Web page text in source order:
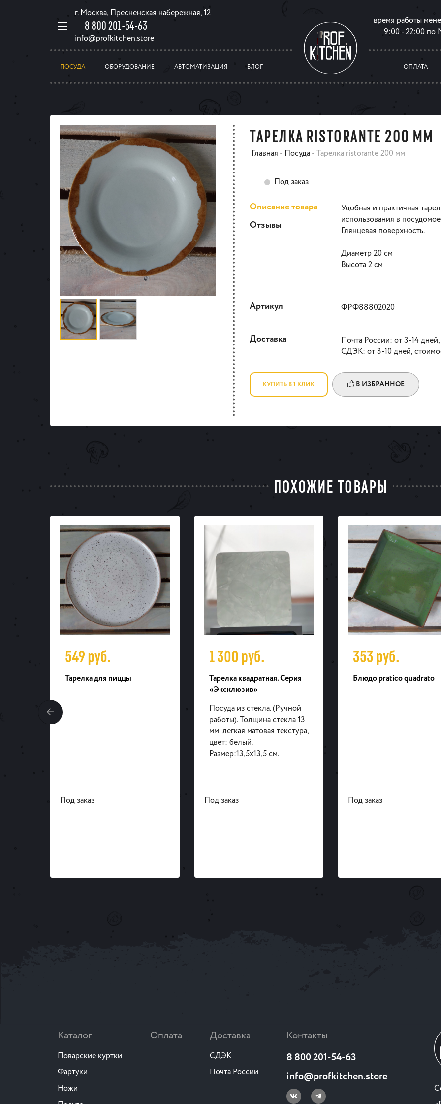
г. Москва, Пресненская набережная, 12
8 800 201-54-63
info@profkitchen.store
время работы
9:00 - 22:00
ПОСУДА ОБОРУДОВАНИЕ АВТОМАТИЗАЦИЯ БЛОГ ОПЛАТА
ТАРЕЛКА RISTORANTE 200 ММ
Главная - Посуда- Тарелка ristorante 200 мм
Под заказ
Описание товара
Отзывы
Удобная и практичная
использования в
Глянцевая поверхность.
Диаметр 20 см
Высота 2 см
Артикул ФРФ88802020
Доставка
Почта России: от 3-14
СДЭК: от 3-10 дней,
КУПИТЬ В 1 КЛИК В ИЗБРАННОЕ
ПОХОЖИЕ ТОВАРЫ
549руб.
Тарелка для пиццы
Под заказ
1 300руб.
Тарелка квадратная. Серия
«Эксклюзив»
Посуда из стекла. (Ручной
работы). Толщина стекла 13
мм, легкая матовая текстура,
цвет: белый.
Размер:13,5х13,5 см.
Под заказ
353руб.
Блюдо pratico quadrato
Под заказ
Каталог
Поварские куртки
Фартуки
Ножи
Оплата Доставка
СДЭК
Почта России
Контакты
8 800 201-54-63
info@profkitchen.store